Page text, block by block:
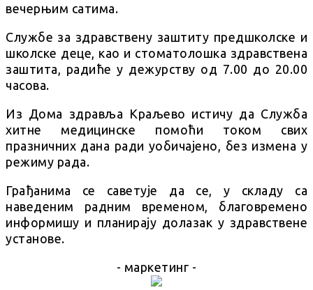
вечерњим сатима.
Службе за здравствену заштиту предшколске и
школске деце, као и стоматолошка здравствена
заштита, радиће у дежурству од 7.00 до 20.00
часова.
Из Дома здравља Краљево истичу да Служба
хитне медицинске помоћи током свих
празничних дана ради уобичајено, без измена у
режиму рада.
Грађанима се саветује да се, у складу са
наведеним радним временом, благовремено
информишу и планирају долазак у здравствене
установе.
- маркетинг -